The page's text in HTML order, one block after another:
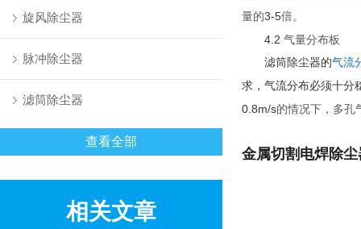
旋风除尘器
脉冲除尘器
滤筒除尘器
查看全部
相关文章
量的3-5倍。
4.2 气量分布板
滤筒除尘器的气流
求，气流分布必须十分
0.8m/s的情况下，多孔
金属切割电焊除尘